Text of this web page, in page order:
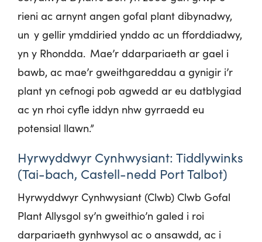
rieni ac arnynt angen gofal plant dibynadwy,
un y gellir ymddiried ynddo ac un fforddiadwy,
yn y Rhondda. Mae’r ddarpariaeth ar gael i
bawb, ac mae’r gweithgareddau a gynigir i’r
plant yn cefnogi pob agwedd ar eu datblygiad
ac yn rhoi cyfle iddyn nhw gyrraedd eu
potensial llawn.”
Hyrwyddwyr Cynhwysiant: Tiddlywinks
(Tai-bach, Castell-nedd Port Talbot)
Hyrwyddwyr Cynhwysiant (Clwb) Clwb Gofal
Plant Allysgol sy’n gweithio’n galed i roi
darpariaeth gynhwysol ac o ansawdd, ac i